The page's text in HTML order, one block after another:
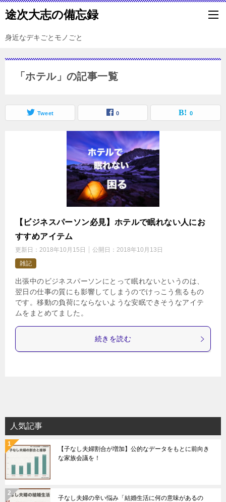
途次大志の備忘録
身近なデキごとモノごと
「ホテル」の記事一覧
Tweet 0 0
【ビジネスパーソン必見】ホテルで眠れない人にお
すすめアイテム
更新日： 2018年10月15日 公開日： 2018年10月13日
雑記
出張中のビジネスパーソンにとって眠れないというのは、
翌日の仕事の質にも影響してしまうのでけっこう焦るもの
です。移動の負荷にならないような安眠できそうなアイテ
ムをまとめてました。
続きを読む
人気記事
【子なし夫婦割合が増加】公的なデータをもとに前向き
な家族会議を！
子なし夫婦の辛い悩み「結婚生活に何の意味があるの